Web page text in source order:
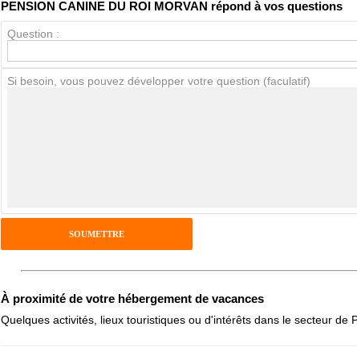
Avis Clients
Antispam - Combien font 7x4 (en chiffres) :
Avis sur l'établissement :
PENSION CANINE DU ROI MORVAN répond à vos questions
Question :
Si besoin, vous pouvez développer votre question (faculatif)
À proximité de votre hébergement de vacances
Quelques activités, lieux touristiques ou d'intérêts dans le secteur de